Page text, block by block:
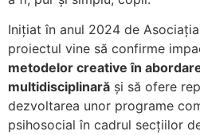
Inițiat în anul 2024 de
proiectul vine să confirme
metodelor creative în
multidisciplinară și să ofere
dezvoltarea unor programe
psihosocial în cadrul secțiilor